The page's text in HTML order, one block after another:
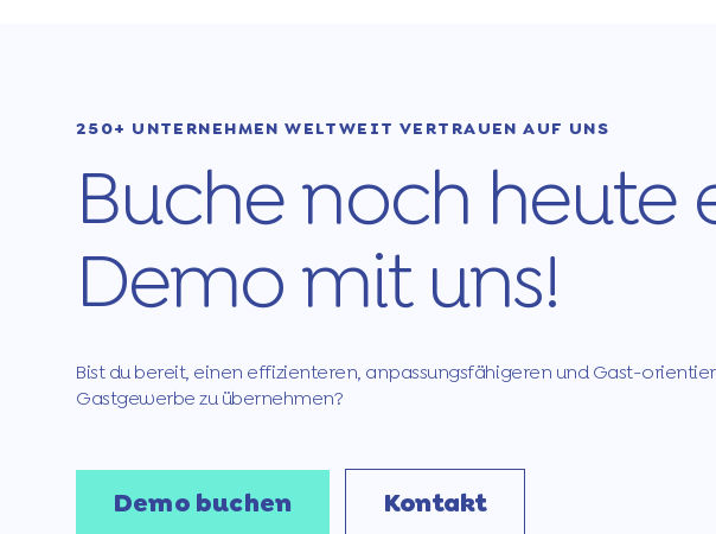
250+ UNTERNEHMEN WELTWEIT VERTRAUEN AUF UNS
Buche noch heute
Demo mit uns!
Bist du bereit, einen effizienteren, anpassungsfähigeren und Gast-
Gastgewerbe zu übernehmen?
Demo buchen Kontakt